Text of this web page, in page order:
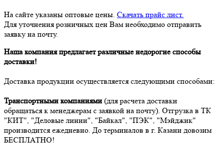
На сайте указаны оптовые цены. Скачать прайс лист.
Для уточнения розничных цен Вам необходимо отправить
заявку на почту.
Наша компания предлагает различные недорогие способы
доставки!
Доставка продукции осуществляется следующими способами:
Транспортными компаниями (для расчета доставки
обращаться к менеджерам с заявкой на почту). Отгрузка в ТК
"КИТ", "Деловые линии", "Байкал", "ПЭК", "Мэйджик"
производится ежедневно. До терминалов в г. Казани довозим
БЕСПЛАТНО!